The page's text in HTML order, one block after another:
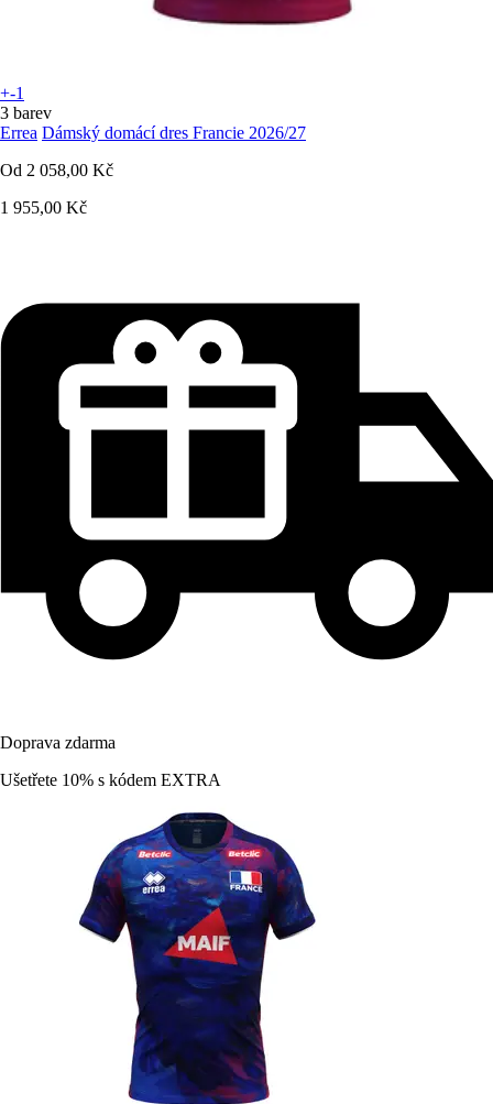
+-1
3 barev
Errea Dámský domácí dres Francie 2026/27
Od 2 058,00 Kč
1 955,00 Kč
Doprava zdarma
Ušetřete 10% s kódem EXTRA